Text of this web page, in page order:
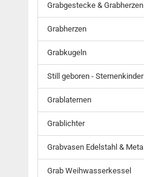
Grabgestecke & Grabherzen
Grabherzen
Grabkugeln
Still geboren - Sternenkinder
Grablaternen
Grablichter
Grabvasen Edelstahl & Metall
Grab Weihwasserkessel